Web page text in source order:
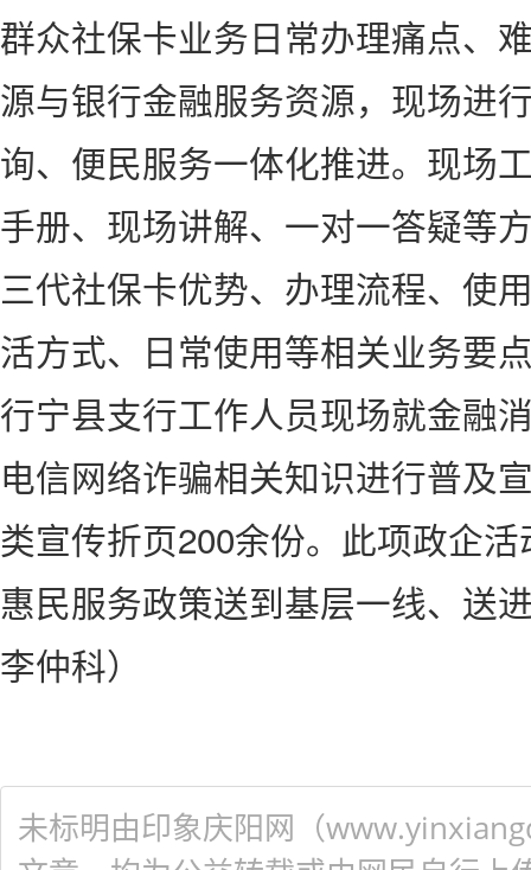
群众社保卡业务日常办理痛点、
源与银行金融服务资源，现场进
询、便民服务一体化推进。现场
手册、现场讲解、一对一答疑等
三代社保卡优势、办理流程、使
活方式、日常使用等相关业务要
行宁县支行工作人员现场就金融
电信网络诈骗相关知识进行普及
类宣传折页200余份。此项政企
惠民服务政策送到基层一线、送
李仲科）
未标明由印象庆阳网（